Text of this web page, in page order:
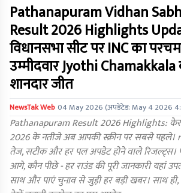
Pathanapuram Vidhan
Result 2026 Highlights
विधानसभा सीट पर INC का
उम्मीदवार Jyothi Chamakkala
शानदार जीत
NewsTak Web04 May 2026(अपडेटेड:May 4 2026
Pathanapuram Result 2026 Highlights:
2026 के नतीजे अब आपकी स्क्रीन पर सबसे पहले।
तेज, सटीक और हर पल अपडेट होने वाले रिजल्ट्स।
आगे, कौन पीछे - हर राउंड की पूरी जानकारी यहां
साथ और पाएं चुनाव से जुड़ी हर बड़ी खबर। साथ